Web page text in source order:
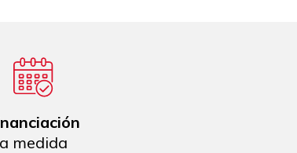
a medida